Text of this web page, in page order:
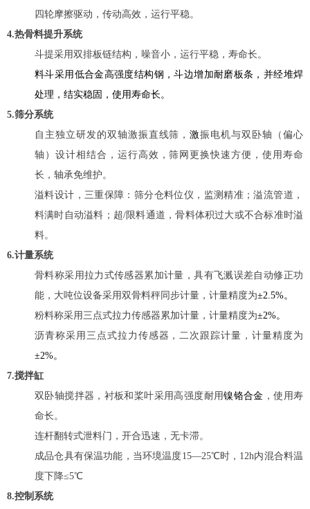
四轮摩擦驱动，传动高效，运行平稳。
4.热骨料提升系统
斗提采用双排板链结构，噪音小，运行平稳，寿命长。
料斗采用低合金高强度结构钢，斗边增加耐磨板条，并经堆焊
处理，结实稳固，使用寿命长。
5.筛分系统
自主独立研发的双轴激振直线筛，激振电机与双卧轴（偏心
轴）设计相结合，运行高效，筛网更换快速方便，使用寿命
长，轴承免维护。
溢料设计，三重保障：筛分仓料位仪，监测精准；溢流管道，
料满时自动溢料；超/限料通道，骨料体积过大或不合标准时溢
料。
6.计量系统
骨料称采用拉力式传感器累加计量，具有飞溅误差自动修正功
能，大吨位设备采用双骨料秤同步计量，计量精度为±2.5%。
粉料称采用三点式拉力传感器累加计量，计量精度为±2%。
沥青称采用三点式拉力传感器，二次跟踪计量，计量精度为
±2%。
7.搅拌缸
双卧轴搅拌器，衬板和桨叶采用高强度耐用镍铬合金 ，使用寿
命长。
连杆翻转式泄料门，开合迅速，无卡滞。
成品仓具有保温功能，当环境温度15—25℃时，12h内混合料温
度下降≤5℃
8.控制系统